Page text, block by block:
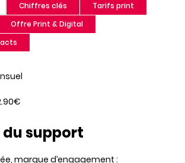
Chiffres clés
Tarifs print
Offre Print & Digital
support
marque d’engagement :